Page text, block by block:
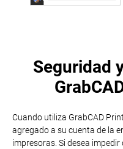
Seguridad
Cuando utiliza GrabCAD
agregado a su cuenta de la
impresoras. Si desea